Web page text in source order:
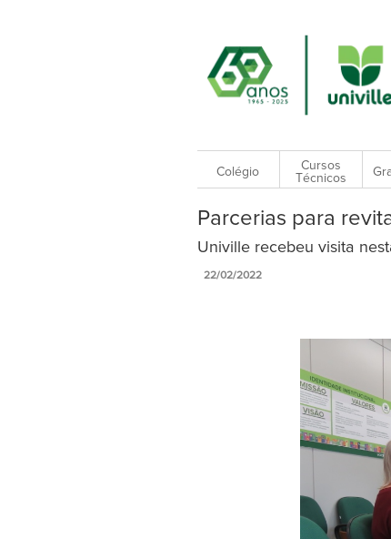
Colégio
Cursos
Técnicos
Parcerias para
Univille recebeu visita
22/02/2022